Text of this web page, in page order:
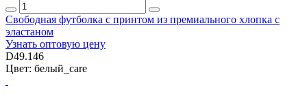
Свободная футболка с принтом из премиального хлопка с
эластаном
Узнать оптовую цену
D49.146
Цвет: белый_care